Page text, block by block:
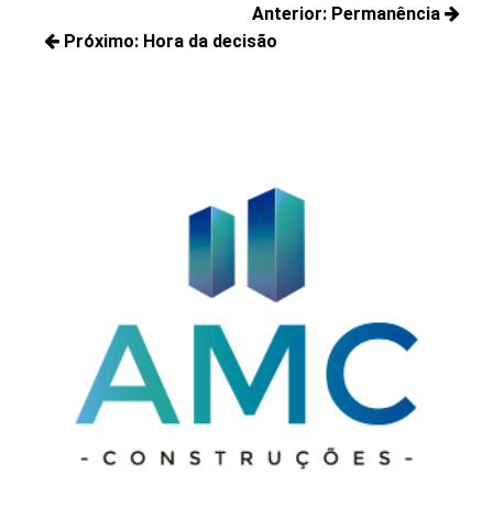
de
Anterior: Permanência
Próximo: Hora da decisão